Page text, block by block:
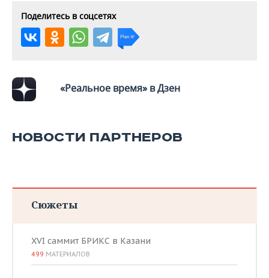
Поделитесь в соцсетях
«Реальное время» в Дзен
НОВОСТИ ПАРТНЕРОВ
Сюжеты
XVI саммит БРИКС в Казани
499 МАТЕРИАЛОВ